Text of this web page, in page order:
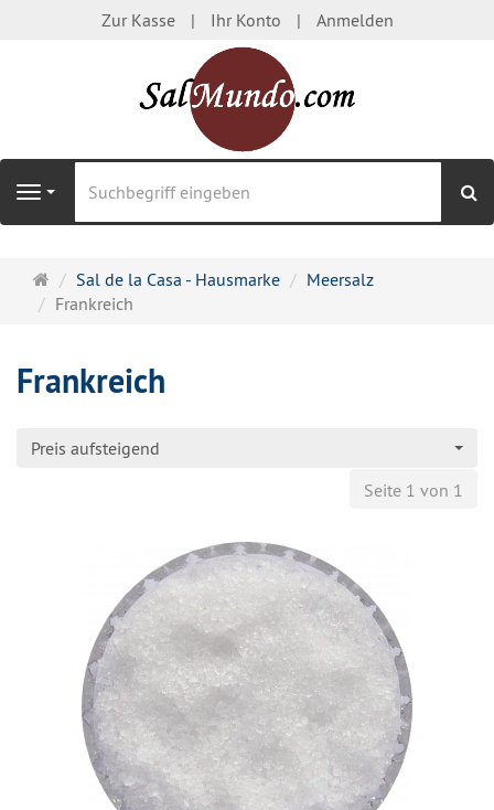
Zur Kasse Ihr Konto Anmelden
Navigation
Startseite
Sal de la Casa - Hausmarke
Meersalz
Frankreich
Frankreich
Preis aufsteigend
Seite 1 von 1